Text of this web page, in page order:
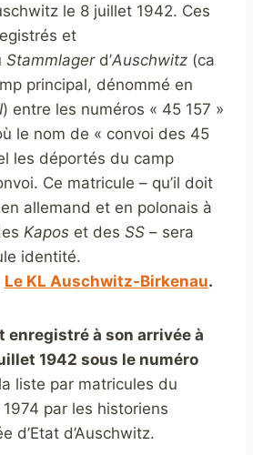
le 8 juillet 1942. Ces
et
Stammlagerd’Auschwitz (ca
principal, dénommé en
) entre les numéros « 45 157 »
le nom de « convoi des 45
les déportés du camp
Ce matricule – qu’il doit
allemand et en polonais à
Kapos et des SS – sera
identité.
Le KL Auschwitz-Birkenau.
enregistré à son arrivée à
1942 sous le numéro
liste par matricules du
par les historiens
d’Etat d’Auschwitz.